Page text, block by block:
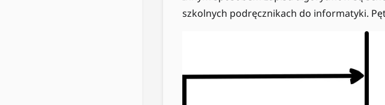
szkolnych podręcznikach do informatyki.